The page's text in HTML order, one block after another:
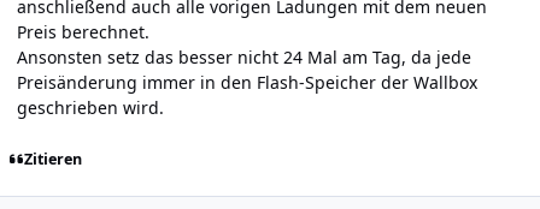
anschließend auch alle vorigen Ladungen mit dem neuen
Preis berechnet.
Ansonsten setz das besser nicht 24 Mal am Tag, da jede
Preisänderung immer in den Flash-Speicher der Wallbox
geschrieben wird.
Zitieren